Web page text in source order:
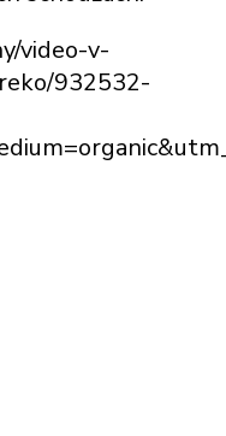
video-v-
932532-